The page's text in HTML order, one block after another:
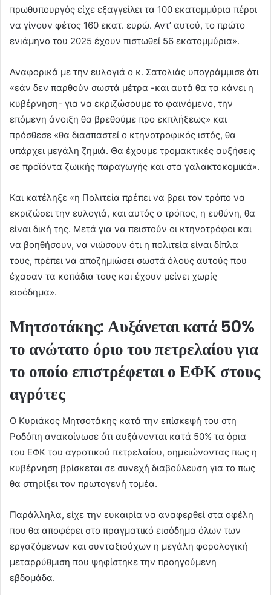
πρωθυπουργός είχε εξαγγείλει τα 100 εκατομμύρια πέρσι
να γίνουν φέτος 160 εκατ. ευρώ. Αντ’ αυτού, το πρώτο
ενιάμηνο του 2025 έχουν πιστωθεί 56 εκατομμύρια».
Αναφορικά με την ευλογιά ο κ. Σατολιάς υπογράμμισε ότι
«εάν δεν παρθούν σωστά μέτρα -και αυτά θα τα κάνει η
κυβέρνηση- για να εκριζώσουμε το φαινόμενο, την
επόμενη άνοιξη θα βρεθούμε προ εκπλήξεως» και
πρόσθεσε «θα διασπαστεί ο κτηνοτροφικός ιστός, θα
υπάρχει μεγάλη ζημιά. Θα έχουμε τρομακτικές αυξήσεις
σε προϊόντα ζωικής παραγωγής και στα γαλακτοκομικά».
Και κατέληξε «η Πολιτεία πρέπει να βρει τον τρόπο να
εκριζώσει την ευλογιά, και αυτός ο τρόπος, η ευθύνη, θα
είναι δική της. Μετά για να πειστούν οι κτηνοτρόφοι και
να βοηθήσουν, να νιώσουν ότι η πολιτεία είναι δίπλα
τους, πρέπει να αποζημιώσει σωστά όλους αυτούς που
έχασαν τα κοπάδια τους και έχουν μείνει χωρίς
εισόδημα».
Μητσοτάκης: Αυξάνεται κατά 50%
το ανώτατο όριο του πετρελαίου για
το οποίο επιστρέφεται ο ΕΦΚ στους
αγρότες
Ο Κυριάκος Μητσοτάκης κατά την επίσκεψή του στη
Ροδόπη ανακοίνωσε ότι αυξάνονται κατά 50% τα όρια
του ΕΦΚ του αγροτικού πετρελαίου, σημειώνοντας πως η
κυβέρνηση βρίσκεται σε συνεχή διαβούλευση για το πως
θα στηρίξει τον πρωτογενή τομέα.
Παράλληλα, είχε την ευκαιρία να αναφερθεί στα οφέλη
που θα αποφέρει στο πραγματικό εισόδημα όλων των
εργαζόμενων και συνταξιούχων η μεγάλη φορολογική
μεταρρύθμιση που ψηφίστηκε την προηγούμενη
εβδομάδα.